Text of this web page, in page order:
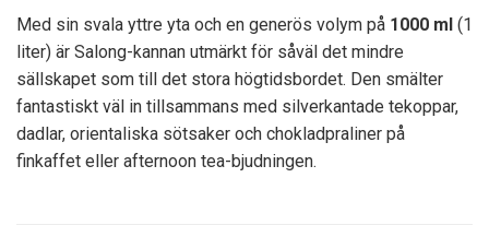
Med sin svala yttre yta och en generös volym på 1000 ml (1
liter) är Salong-kannan utmärkt för såväl det mindre
sällskapet som till det stora högtidsbordet. Den smälter
fantastiskt väl in tillsammans med silverkantade tekoppar,
dadlar, orientaliska sötsaker och chokladpraliner på
finkaffet eller afternoon tea-bjudningen.